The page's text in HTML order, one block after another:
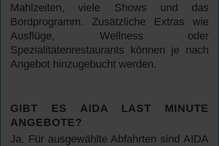
Mahlzeiten, viele Shows und das
Bordprogramm. Zusätzliche Extras wie
Ausflüge, Wellness oder
Spezialitätenrestaurants können je nach
Angebot hinzugebucht werden.
GIBT ES AIDA LAST MINUTE
ANGEBOTE?
Ja. Für ausgewählte Abfahrten sind AIDA